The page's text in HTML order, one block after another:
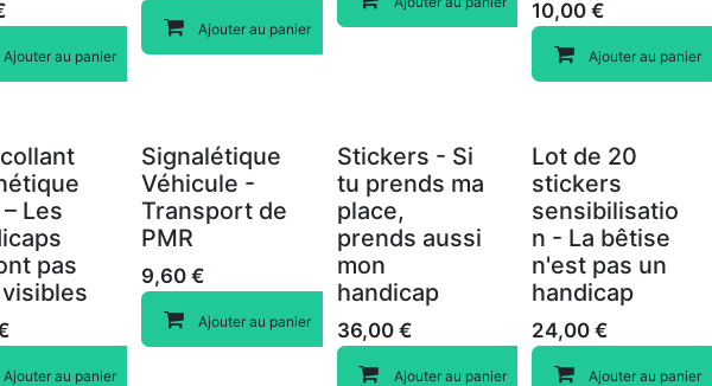
Ajouter au panier Compare
Ajouter au panier Compare
10,00 €
Ajouter au panier
Les
pas
Ajouter au panier
Signalétique
Véhicule -
Transport de
PMR
9,60 €
Ajouter au panier Compare
Stickers - Si
tu prends ma
place,
prends aussi
mon
handicap
36,00€
Ajouter au panier Compare
Lot de 20
stickers
sensibilisatio
n - La bêtise
n'est pas un
handicap
24,00 €
Ajouter au panier